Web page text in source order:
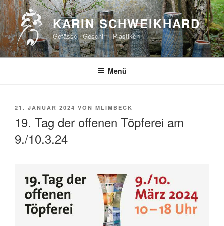
Zum
Inhalt
springen
KARIN SCHWEIKHARD
Gefässe | Geschirr | Plastiken
Menü
VERÖFFENTLICHT
21. JANUAR 2024 VON MLIMBECK
19. Tag der offenen Töpferei am
9./10.3.24